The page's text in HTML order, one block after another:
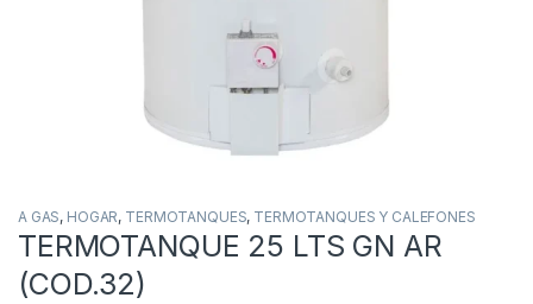
A GAS, HOGAR, TERMOTANQUES, TERMOTANQUES Y CALEFONES
TERMOTANQUE 25 LTS GN AR
(COD.32)